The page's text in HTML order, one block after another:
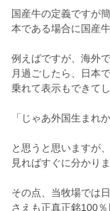
国産牛の定義ですが
本である場合に国産
例えばですが、海外
月過ごしたら、日本
乗れて表示もできてし
「じゃあ外国生まれ
と思うと思いますが
見ればすぐに分かりま
その点、当牧場では
さえも正真正銘100